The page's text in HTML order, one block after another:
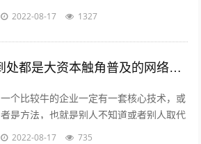
种新型的融资模式已经在欧美市场取得了极
2022-08-17 1327
藤麦电商:在这个到处都是大资本触角普及的网络电商时代,普通的穷屌丝如何可以做到逆袭上位？
一个比较牛的企业一定有一套核心技术，或
者是方法，也就是别人不知道或者别人取代
不了的，打个比方，你在国内做一款游戏，
2022-08-17 735